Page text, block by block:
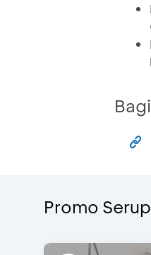
Promo